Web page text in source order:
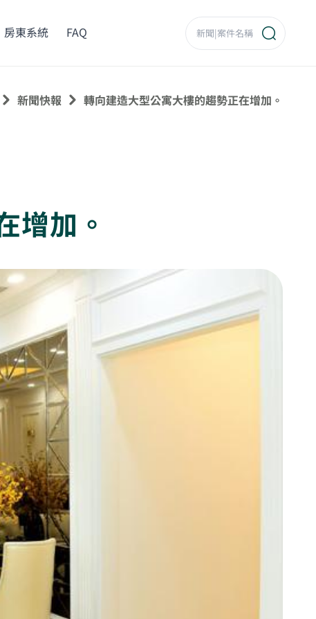
房東系統 FAQ
新聞快報 轉向建造大型公寓大樓的趨勢正在增加。
增加。